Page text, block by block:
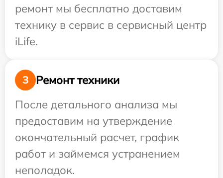
ремонт мы бесплатно доставим
технику в сервис в сервисный центр
iLife.
3
Ремонт техники
После детального анализа мы
предоставим на утверждение
окончательный расчет, график
работ и займемся устранением
неполадок.